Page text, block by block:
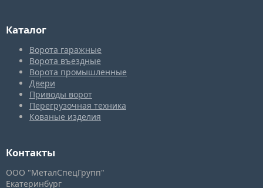
Каталог
Ворота гаражные
Ворота въездные
Ворота промышленные
Двери
Приводы ворот
Перегрузочная техника
Кованые изделия
Контакты
ООО "МеталСпецГрупп"
Екатеринбург